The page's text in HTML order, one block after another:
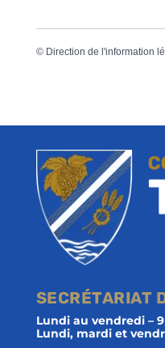
© Direction de l'information
SECRÉTARIAT
Lundi au vendredi –
Lundi, mardi et